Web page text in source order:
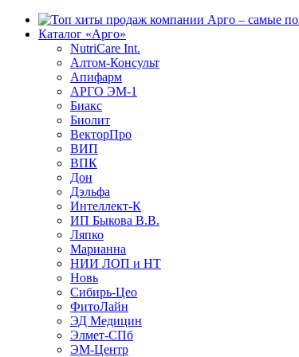
Каталог «Арго»
NutriCare Int.
Алтом-Консульт
Апифарм
АРГО ЭМ-1
Биакс
Биолит
ВекторПро
ВИП
ВПК
Дон
Дэльфа
Интеллект-К
ИП Быкова В.В.
Ляпко
Марианна
НИИ ЛОП и НТ
Новь
Сибирь-Цео
ФитоЛайн
ЭД Медицин
Элмет-СПб
ЭМ-Центр